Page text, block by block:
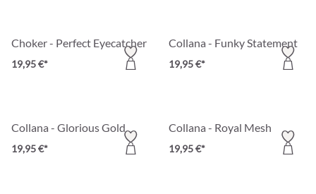
Choker - Perfect Eyecatcher
19,95 €*
Collana - Funky Statement
19,95 €*
Collana - Glorious Gold
19,95 €*
Collana - Royal Mesh
19,95 €*